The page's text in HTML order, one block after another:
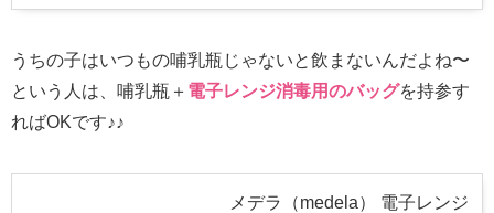
うちの子はいつもの哺乳瓶じゃないと飲まないんだよね〜
という人は、哺乳瓶＋ 電子レンジ消毒用のバッグを持参す
ればOKです♪♪
メデラ（medela） 電子レンジ